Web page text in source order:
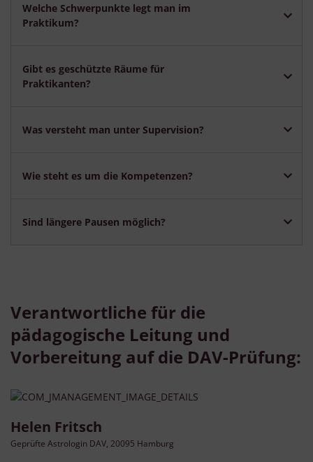
Welche Schwerpunkte legt man im
Praktikum?
Gibt es geschützte Räume für
Praktikanten?
Was versteht man unter Supervision?
Wie steht es um die Kompetenzen?
Sind längere Pausen möglich?
Verantwortliche für die
pädagogische Leitung und
Vorbereitung auf die DAV-Prüfung:
Helen Fritsch
Geprüfte Astrologin DAV, 20095 Hamburg